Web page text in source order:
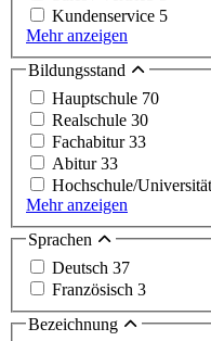
Kundenservice 5
Mehr anzeigen
Bildungsstand
Hauptschule 70
Realschule 30
Fachabitur33
Abitur33
Hochschule/Universität
Mehr anzeigen
Sprachen
Deutsch 37
Französisch 3
Bezeichnung